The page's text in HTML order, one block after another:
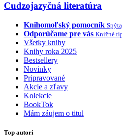
Cudzojazyčná literatúra
Knihomoľský pomocník
Odporúčame pre vás Knižné
Všetky knihy
Knihy roka 2025
Bestsellery
Novinky
Pripravované
Akcie a zľavy
Kolekcie
BookTok
Mám záujem o titul
Top autori